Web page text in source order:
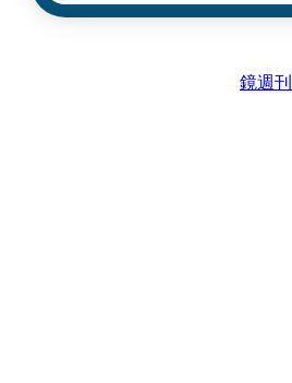
鏡週刊